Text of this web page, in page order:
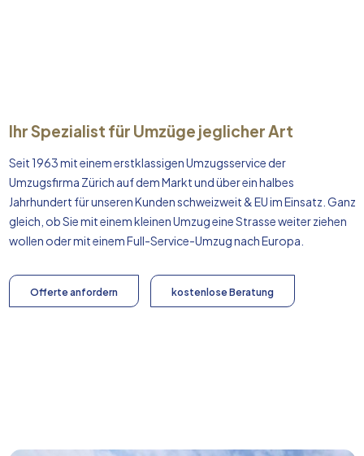
Ihr Spezialist für Umzüge jeglicher Art
Seit 1963 mit einem erstklassigen Umzugsservice der
Umzugsfirma Zürich auf dem Markt und über ein halbes
Jahrhundert für unseren Kunden schweizweit & EU im Einsatz. Ganz
gleich, ob Sie mit einem kleinen Umzug eine Strasse weiter ziehen
wollen oder mit einem Full-Service-Umzug nachEuropa
Offerte anfordern kostenlose Beratung